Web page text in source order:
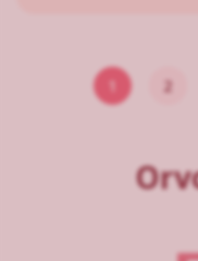
1 2